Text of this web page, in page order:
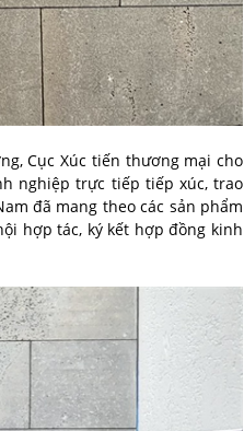
Cục Xúc tiến thương mại cho
nghiệp trực tiếp tiếp xúc, trao
đã mang theo các sản phẩm
hợp tác, ký kết hợp đồng kinh